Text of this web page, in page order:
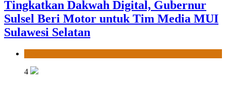
Dari Vaksin hingga Pangan Modern, MUI
Sulsel: Penetapan Halal Butuh Dalil dan
Sains